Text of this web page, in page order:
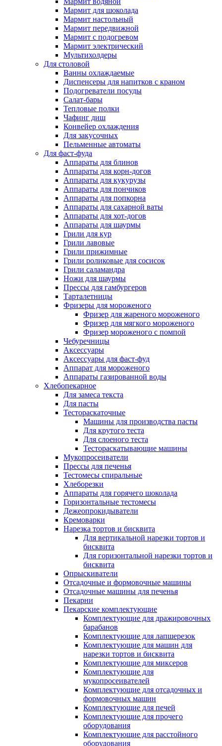
Мармит для шоколада
Мармит настольный
Мармит передвижной
Мармит с подогревом
Мармит электрический
Мультихолдеры
Для столовой
Ванны охлаждаемые
Диспенсеры для напитков с краном
Подогреватели посуды
Салат-бары
Тепловые полки
Чафинг диш
Конвейер охлаждения
Для закусочных
Пельменные автоматы
Для фаст-фуда
Аппараты для блинов
Аппараты для корн-догов
Аппараты для кукурузы
Аппараты для пончиков
Аппараты для попкорна
Аппараты для сахарной ваты
Аппараты для хот-догов
Аппараты для шаурмы
Грили для кур
Грили лавовые
Грили прижимные
Грили роликовые для сосисок
Грили саламандра
Ножи для шаурмы
Прессы для гамбургеров
Тарталетницы
Фризеры для мороженого
Фризер для жареного мороженого
Фризер для мягкого мороженого
Фризер мороженого с помпой
Чебуречницы
Аксессуары
Аксессуары для фаст-фуд
Аппарат для мороженого
Аппараты газированной воды
Хлебопекарное
Для замеса текста
Для пасты
Тестораскаточные
Машины для производства пасты
Для крутого теста
Для слоеного теста
Тестораскатывающие машины
Мукопросеиватели
Прессы для печенья
Тестомесы спиральные
Хлеборезки
Аппараты для горячего шоколада
Горизонтальные тестомесы
Дежеопрокидыватели
Кремоварки
Нарезка тортов и бисквита
Для вертикальной нарезки тортов и
бисквита
Для горизонтальной нарезки тортов и
бисквита
Опрыскиватели
Отсадочные и формовочные машины
Отсадочные машины для печенья
Пекарни
Пекарские комплектующие
Комплектующие для дражировочных
барабанов
Комплектующие для лапшерезок
Комплектующие для машин для
нарезки тортов и бисквита
Комплектующие для миксеров
Комплектующие для
мукопросеивателей
Комплектующие для отсадочных и
формовочных машин
Комплектующие для печей
Комплектующие для прочего
оборудования
Комплектующие для расстойного
оборудования